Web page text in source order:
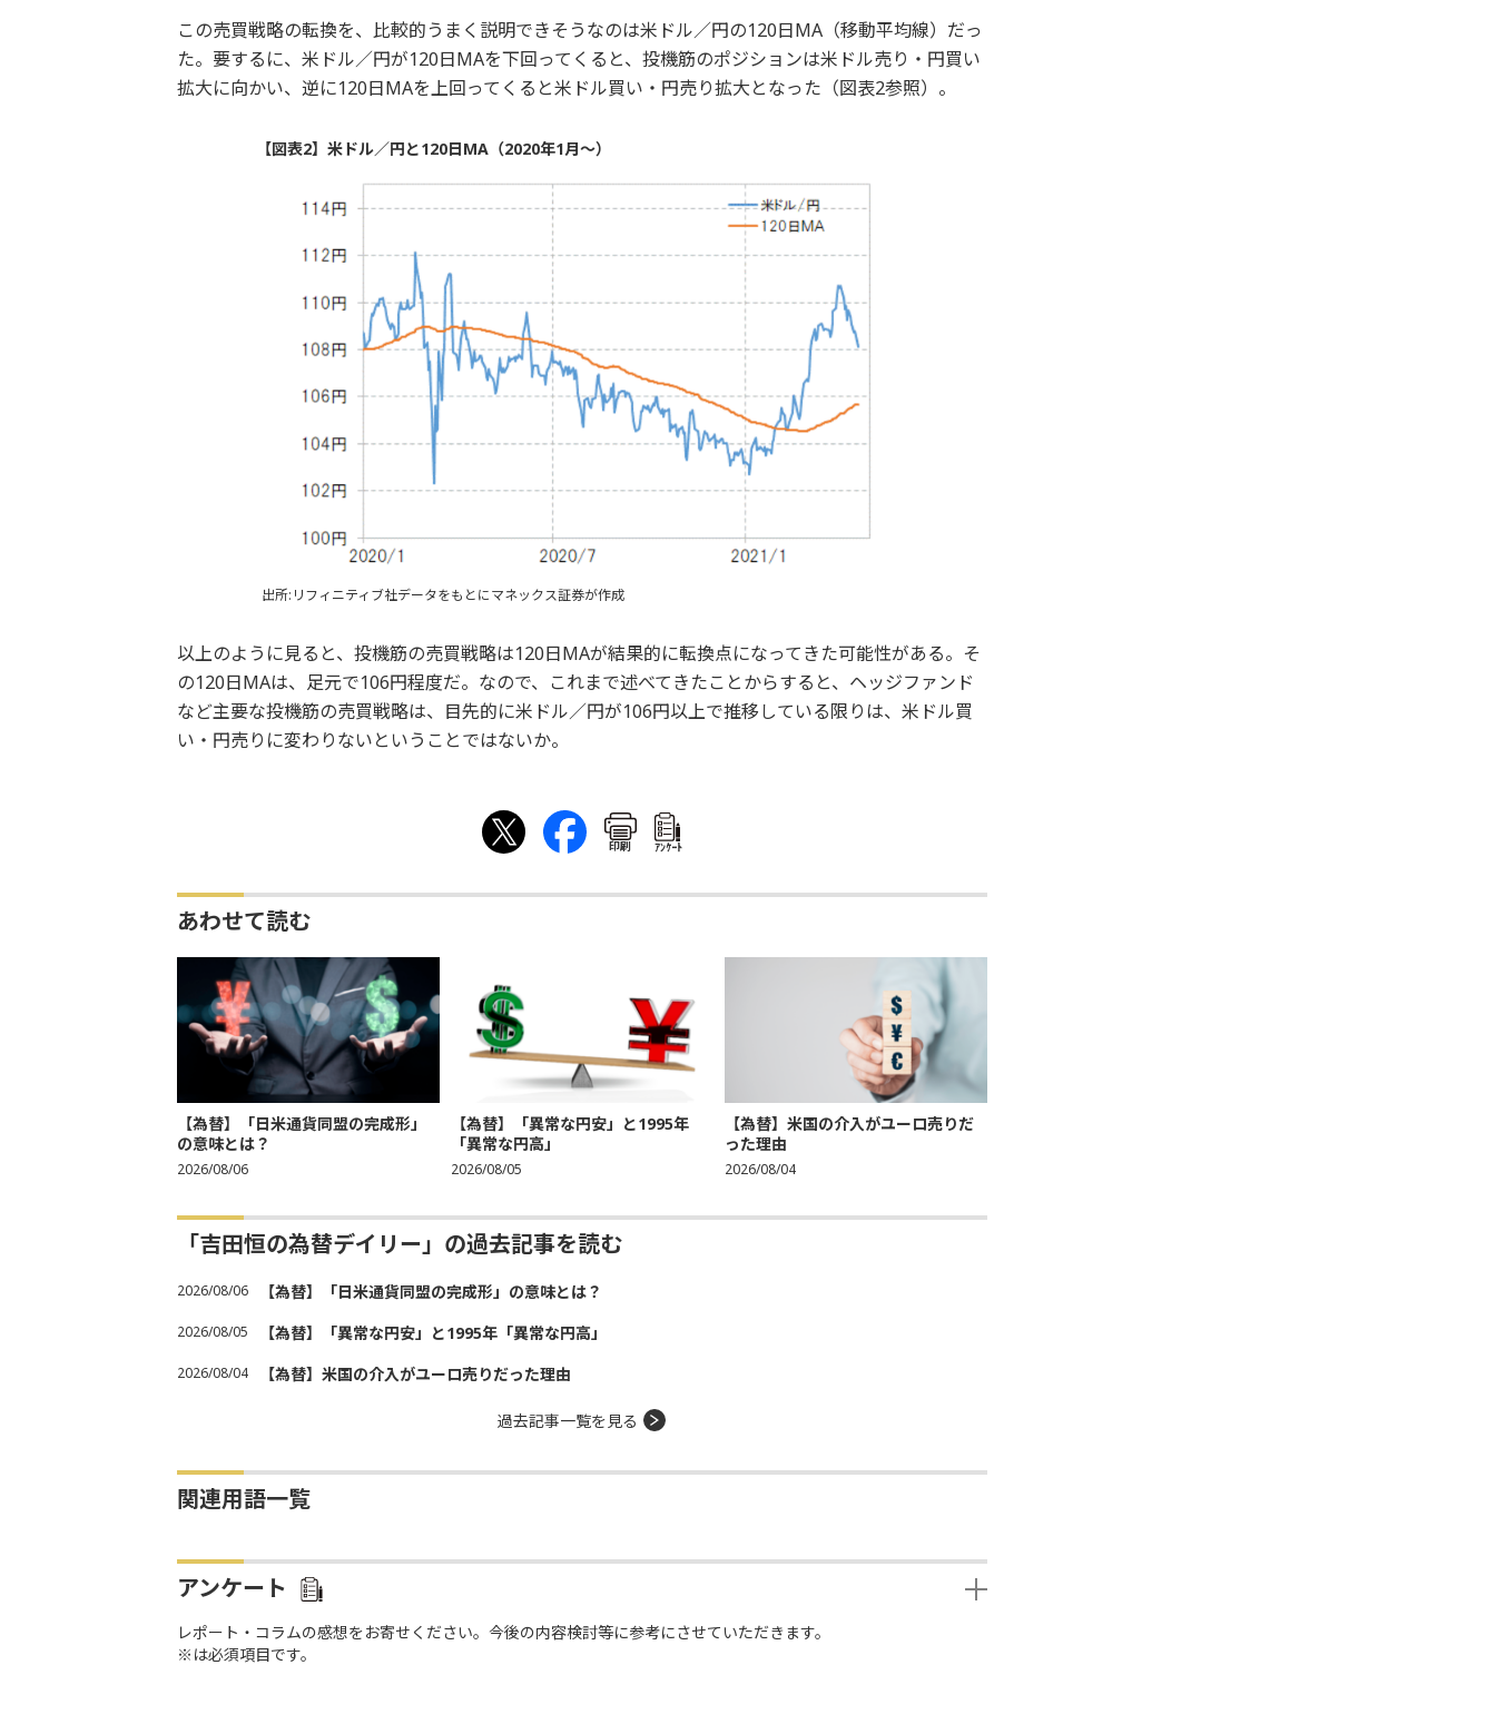
この売買戦略の転換を、比較的うまく説明できそうなのは米ドル／円の120日MA（移動平均線）だっ
た。要するに、米ドル／円が120日MAを下回ってくると、投機筋のポジションは米ドル売り・円買い
拡大に向かい、逆に120日MAを上回ってくると米ドル買い・円売り拡大となった（図表2参照）。
【図表2】米ドル／円と120日MA（2020年1月～）
出所:リフィニティブ社データをもとにマネックス証券が作成
以上のように見ると、投機筋の売買戦略は120日MAが結果的に転換点になってきた可能性がある。そ
の120日MAは、足元で106円程度だ。なので、これまで述べてきたことからすると、ヘッジファンド
など主要な投機筋の売買戦略は、目先的に米ドル／円が106円以上で推移している限りは、米ドル買
い・円売りに変わりないということではないか。
印刷 ｱﾝｹｰﾄ
あわせて読む
【為替】「日米通貨同盟の完成形」
の意味とは？
2026/08/06
【為替】「異常な円安」と1995年
「異常な円高」
2026/08/05
【為替】米国の介入がユーロ売りだ
った理由
2026/08/04
「吉田恒の為替デイリー」の過去記事を読む
2026/08/06 【為替】「日米通貨同盟の完成形」の意味とは？
2026/08/05 【為替】「異常な円安」と1995年「異常な円高」
2026/08/04 【為替】米国の介入がユーロ売りだった理由
過去記事一覧を見る
関連用語一覧
アンケート
レポート・コラムの感想をお寄せください。今後の内容検討等に参考にさせていただきます。
※は必須項目です。